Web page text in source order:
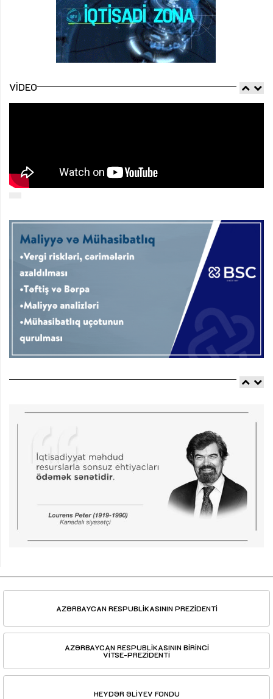
VIDEO
AZƏRBAYCAN RESPUBLİKASININ PREZİDENTİ
AZƏRBAYCAN RESPUBLİKASININ BİRİNCİ
VİTSE-PREZİDENTİ
HEYDƏR ƏLİYEV FONDU